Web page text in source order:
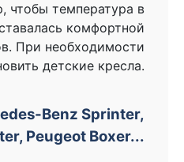
чтобы температура в
комфортной
При необходимости
детские кресла.
Benz Sprinter,
Peugeot Boxer...